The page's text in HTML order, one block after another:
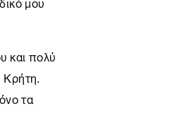
και πολύ
Κρήτη.
τα